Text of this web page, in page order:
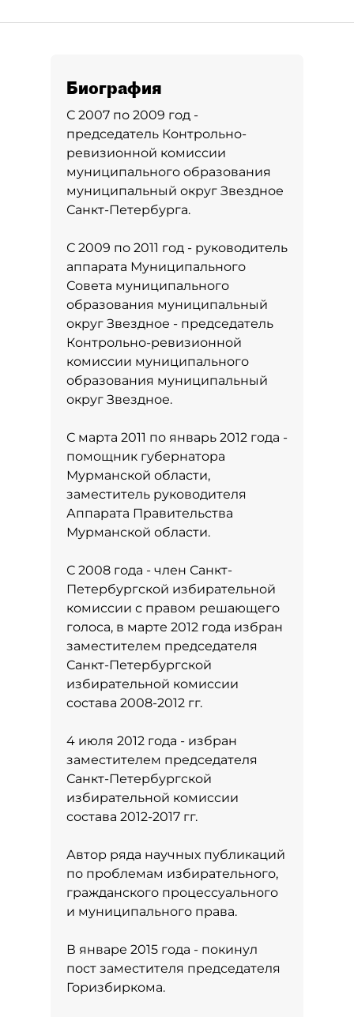
Биография
С 2007 по 2009 год -
председатель Контрольно-
ревизионной комиссии
муниципального образования
муниципальный округ Звездное
Санкт-Петербурга.
С 2009 по 2011 год - руководитель
аппарата Муниципального
Совета муниципального
образования муниципальный
округ Звездное - председатель
Контрольно-ревизионной
комиссии муниципального
образования муниципальный
округ Звездное.
С марта 2011 по январь 2012 года -
помощник губернатора
Мурманской области,
заместитель руководителя
Аппарата Правительства
Мурманской области.
С 2008 года - член Санкт-
Петербургской избирательной
комиссии с правом решающего
голоса, в марте 2012 года избран
заместителем председателя
Санкт-Петербургской
избирательной комиссии
состава 2008-2012 гг.
4 июля 2012 года - избран
заместителем председателя
Санкт-Петербургской
избирательной комиссии
состава 2012-2017 гг.
Автор ряда научных публикаций
по проблемам избирательного,
гражданского процессуального
и муниципального права.
В январе 2015 года - покинул
пост заместителя председателя
Горизбиркома.